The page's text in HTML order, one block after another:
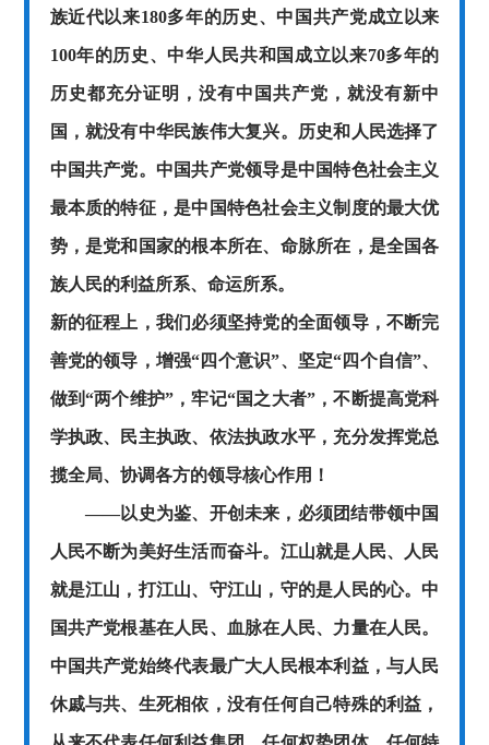
族近代以来180多年的历史、中国共产党成立以来
100年的历史、中华人民共和国成立以来70多年的
历史都充分证明，没有中国共产党，就没有新中
国，就没有中华民族伟大复兴。历史和人民选择了
中国共产党。中国共产党领导是中国特色社会主义
最本质的特征，是中国特色社会主义制度的最大优
势，是党和国家的根本所在、命脉所在，是全国各
族人民的利益所系、命运所系。
新的征程上，我们必须坚持党的全面领导，不断完
善党的领导，增强“四个意识”、坚定“四个自信”、
做到“两个维护”，牢记“国之大者”，不断提高党科
学执政、民主执政、依法执政水平，充分发挥党总
揽全局、协调各方的领导核心作用！
——以史为鉴、开创未来，必须团结带领中国
人民不断为美好生活而奋斗。江山就是人民、人民
就是江山，打江山、守江山，守的是人民的心。中
国共产党根基在人民、血脉在人民、力量在人民。
中国共产党始终代表最广大人民根本利益，与人民
休戚与共、生死相依，没有任何自己特殊的利益，